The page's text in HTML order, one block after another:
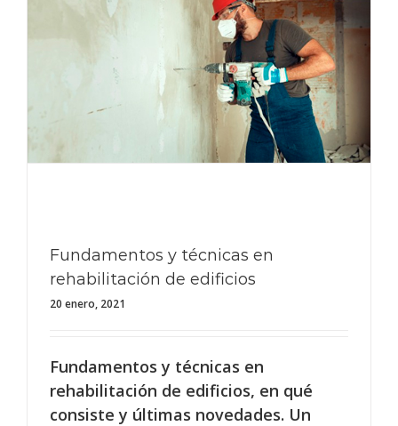
Fundamentos y técnicas en
rehabilitación de edificios
20 enero, 2021
Fundamentos y técnicas en
rehabilitación de edificios, en qué
consiste y últimas novedades. Un